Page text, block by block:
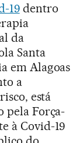
19dentro
da
Santa
em Alagoas
a
está
pela Força-
à Covid-19